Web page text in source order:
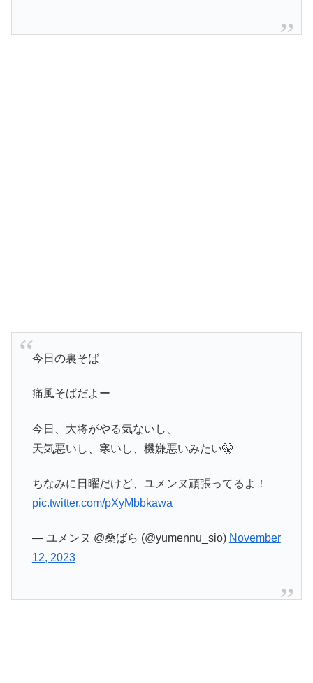
今日の裏そば
痛風そばだよー
今日、大将がやる気ないし、
天気悪いし、寒いし、機嫌悪いみたい🤫
ちなみに日曜だけど、ユメンヌ頑張ってるよ！
pic.twitter.com/pXyMbbkawa
— ユメンヌ @桑ばら (@yumennu_sio) November
12, 2023